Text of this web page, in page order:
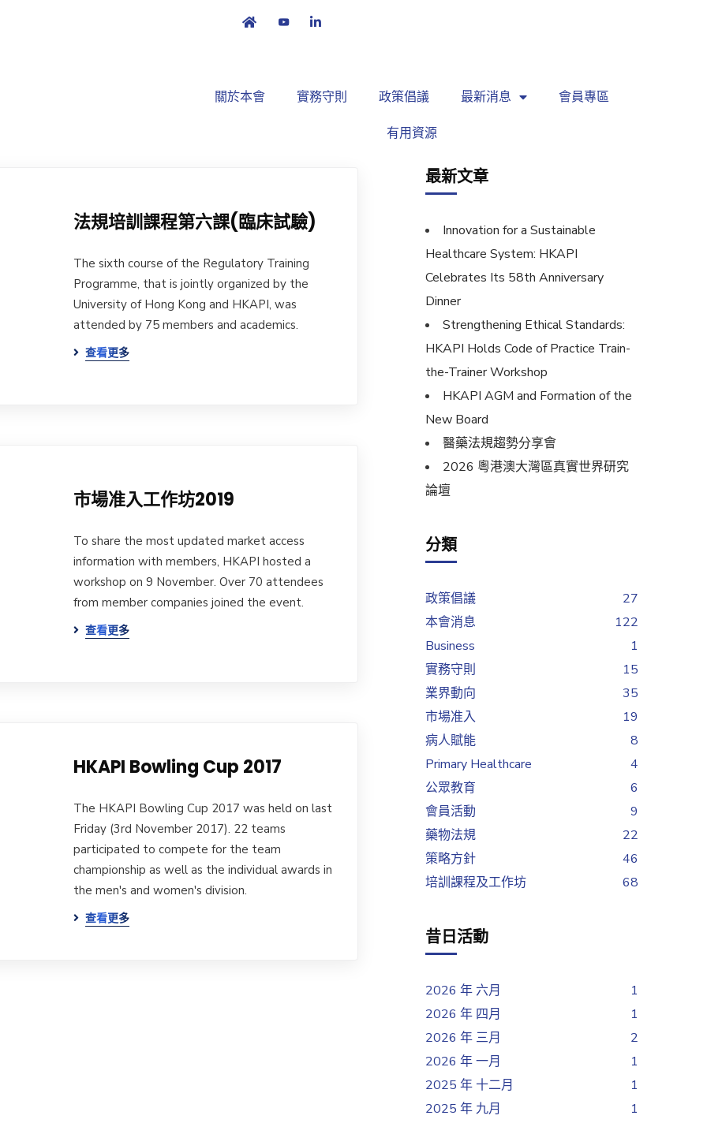
關於本會 實務守則 政策倡議 最新消息 會員專區
有用資源
法規培訓課程第六課(臨床試驗)
The sixth course of the Regulatory Training
Programme, that is jointly organized by the
University of Hong Kong and HKAPI, was
attended by 75 members and academics.
查看更多
市場准入工作坊2019
To share the most updated market access
information with members, HKAPI hosted a
workshop on 9 November. Over 70 attendees
from member companies joined the event.
查看更多
HKAPI Bowling Cup 2017
The HKAPI Bowling Cup 2017 was held on last
Friday (3rd November 2017). 22 teams
participated to compete for the team
championship as well as the individual awards in
the men's and women's division.
查看更多
最新文章
Innovation for a Sustainable
Healthcare System: HKAPI
Celebrates Its 58th Anniversary
Dinner
Strengthening Ethical Standards:
HKAPI Holds Code of Practice Train-
the-Trainer Workshop
HKAPI AGM and Formation of the
New Board
醫藥法規趨勢分享會
2026 粵港澳大灣區真實世界研究
論壇
分類
政策倡議
27
本會消息
122
Business
1
實務守則
15
業界動向
35
市場准入
19
病人賦能
8
Primary Healthcare
4
公眾教育
6
會員活動
9
藥物法規
22
策略方針
46
培訓課程及工作坊
68
昔日活動
2026 年 六月
1
2026 年 四月
1
2026 年 三月
2
2026 年 一月
1
2025 年 十二月
1
2025 年 九月
1